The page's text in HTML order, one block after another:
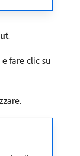
.
fare clic su